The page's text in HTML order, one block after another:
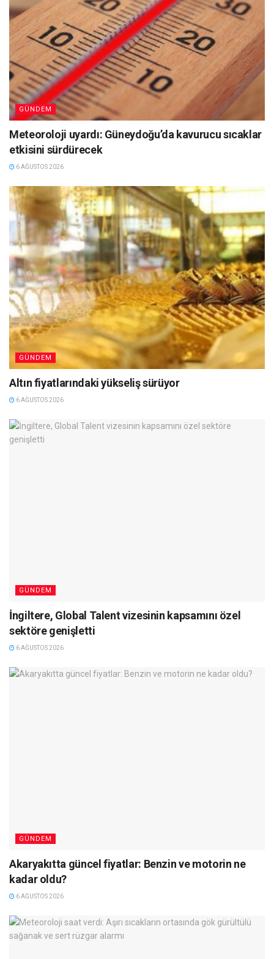
GÜNDEM
Meteoroloji uyardı: Güneydoğu’da kavurucu sıcaklar
etkisini sürdürecek
6 AĞUSTOS 2026
GÜNDEM
Altın fiyatlarındaki yükseliş sürüyor
6 AĞUSTOS 2026
GÜNDEM
İngiltere, Global Talent vizesinin kapsamını özel
sektöre genişletti
6 AĞUSTOS 2026
GÜNDEM
Akaryakıtta güncel fiyatlar: Benzin ve motorin ne
kadar oldu?
6 AĞUSTOS 2026